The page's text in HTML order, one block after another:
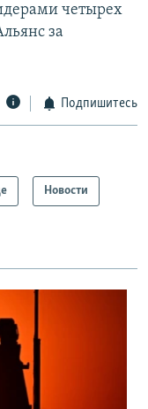
четырех
за
Подпишитесь
Новости